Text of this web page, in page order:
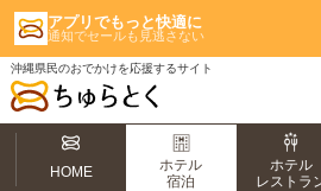
アプリでもっと快適に
通知でセールも見逃さない
沖縄県民のおでかけを応援するサイト
HOME
ホテル
宿泊
ホテル
レストラ